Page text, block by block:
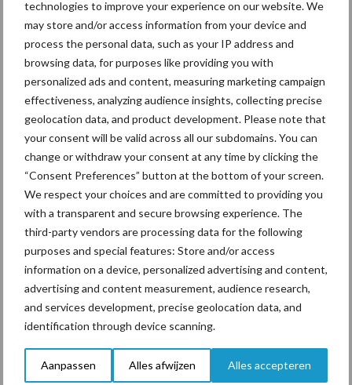
technologies to improve your experience on our website. We
may store and/or access information from your device and
process the personal data, such as your IP address and
browsing data, for purposes like providing you with
personalized ads and content, measuring marketing campaign
effectiveness, analyzing audience insights, collecting precise
geolocation data, and product development. Please note that
your consent will be valid across all our subdomains. You can
change or withdraw your consent at any time by clicking the
“Consent Preferences” button at the bottom of your screen.
We respect your choices and are committed to providing you
with a transparent and secure browsing experience. The
third-party vendors are processing data for the following
purposes and special features: Store and/or access
information on a device, personalized advertising and content,
advertising and content measurement, audience research,
and services development, precise geolocation data, and
identification through device scanning.
Aanpassen Alles afwijzen Alles accepteren
De speenhuid: een vaak
onderschatte risicofactor
voor mastitis
ForFarmers ziet volume en
marktaandeel groeien in
krimpende Nederlandse
markt
Themapagina's
Diergezondheid Bemesting